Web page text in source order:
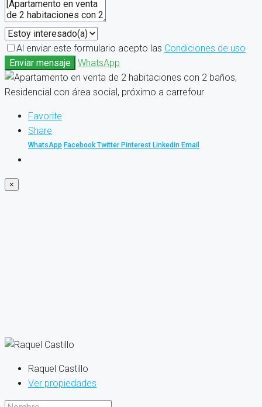
Al enviar este formulario acepto las Condiciones de uso
Enviar mensaje
WhatsApp
Favorite
Share
WhatsApp Facebook Twitter Pinterest Linkedin Email
×
Raquel Castillo
Ver propiedades